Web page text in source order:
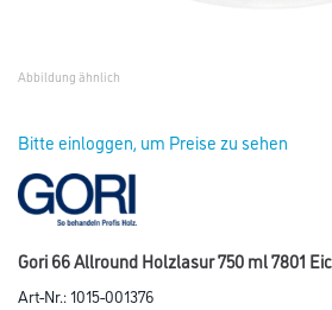
Abbildung ähnlich
Bitte einloggen, um Preise zu sehen
Gori 66 Allround Holzlasur 750 ml 7801
Art-Nr.:1015-001376